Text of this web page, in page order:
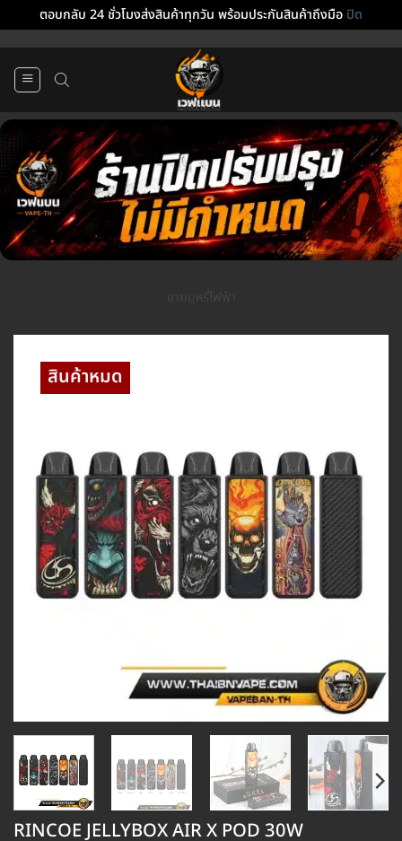
ตอบกลับ 24 ชั่วโมงส่งสินค้าทุกวัน พร้อมประกันสินค้าถึงมือปิด
RINCOE JELLYBOX AIR X POD 30W